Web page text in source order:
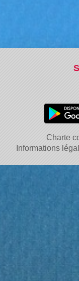
Charte
Informations